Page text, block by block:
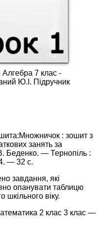
Алгебра 7 клас -
Ю.І. Підручник
: зошит з
занять за
Беденко. — Тернопіль :
— 32 с.
завдання, які
опанувати таблицю
віку.
2 клас 3 клас —